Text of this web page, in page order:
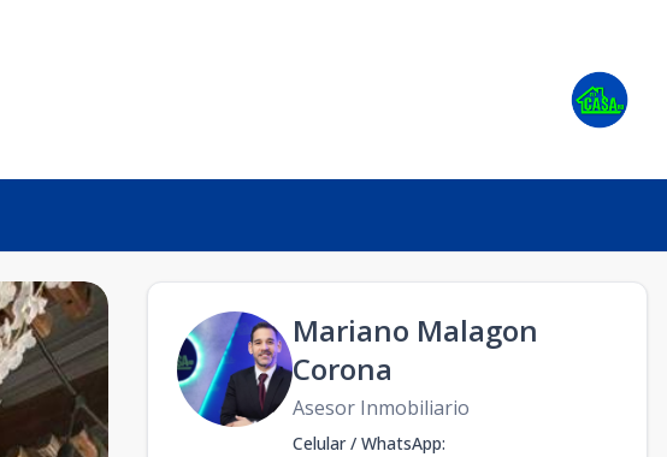
Mariano Malagon
Corona
Asesor Inmobiliario
Celular / WhatsApp: